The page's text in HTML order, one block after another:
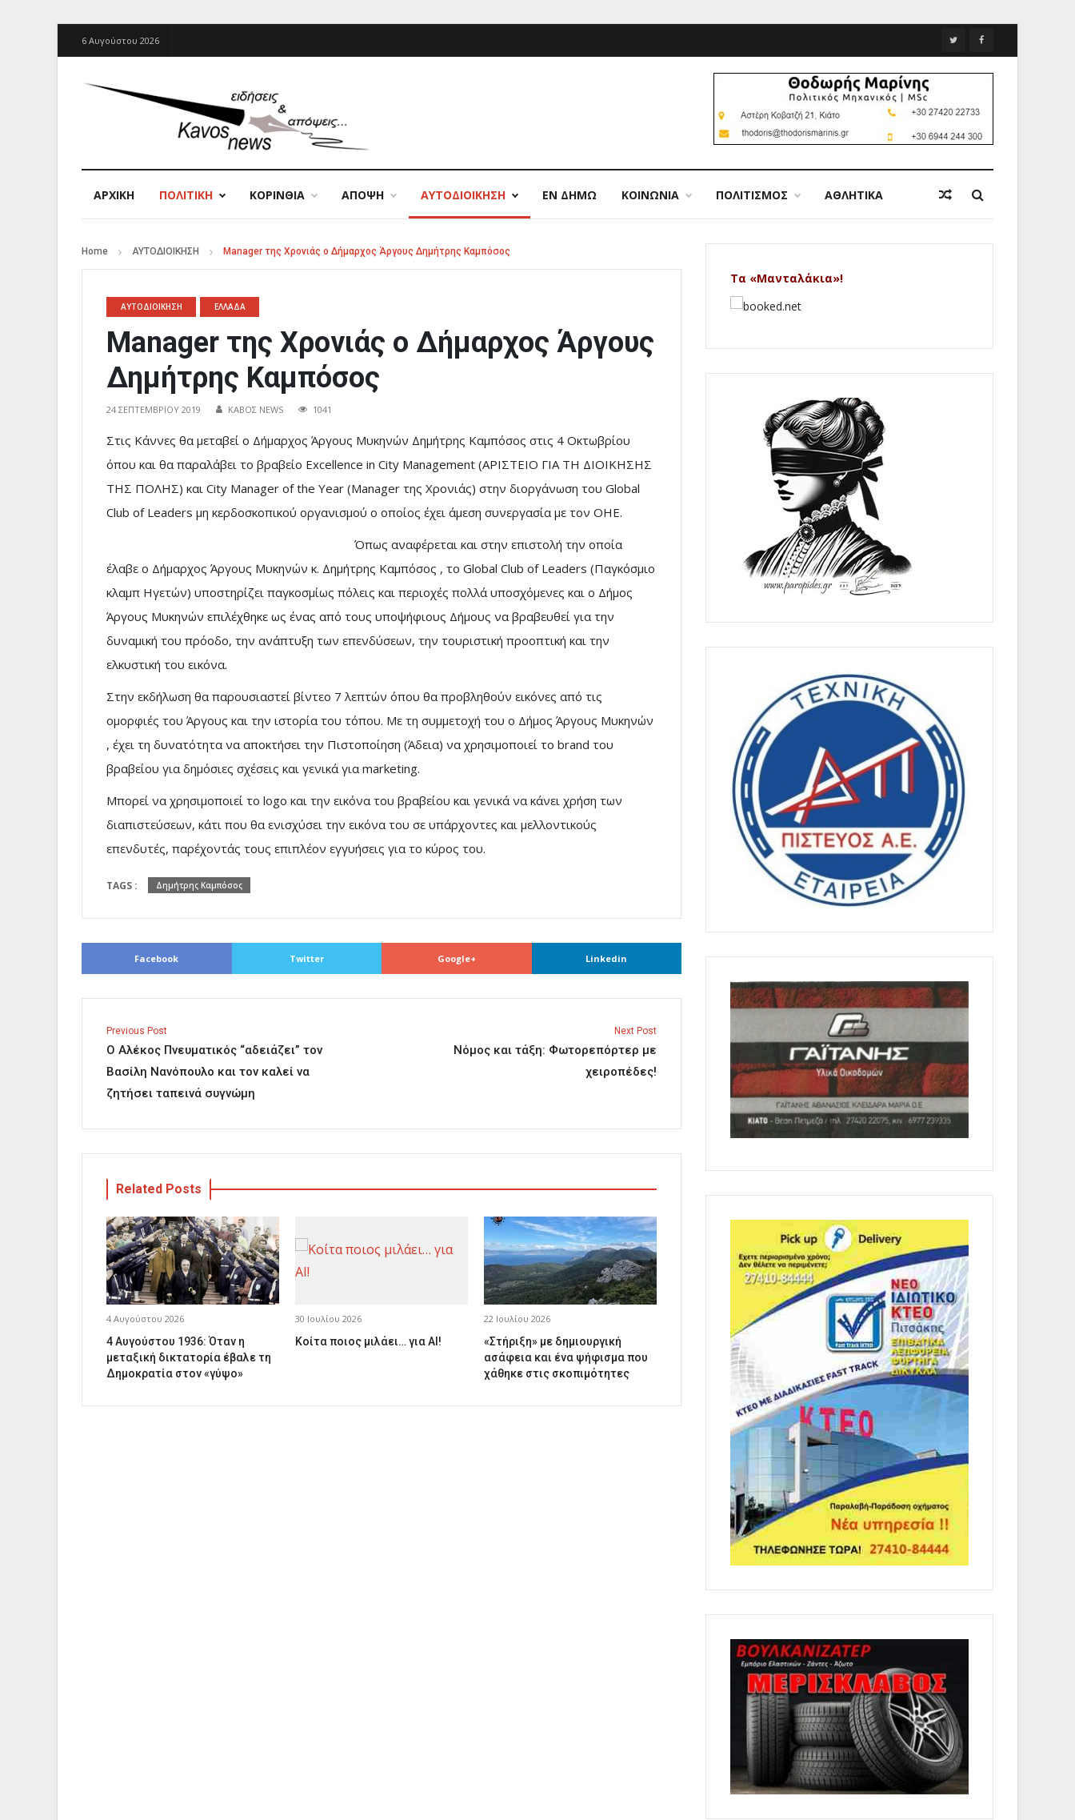
6 Αυγούστου 2026
ΑΡΧΙΚΉ ΠΟΛΙΤΙΚΗ ΚΟΡΙΝΘΙΑ ΑΠΟΨΗ ΑΥΤΟΔΙΟΙΚΗΣΗ ΕΝ ΔΗΜΩ ΚΟΙΝΩΝΙΑ ΠΟΛΙΤΙΣΜΟΣ ΑΘΛΗΤΙΚΑ
Home ΑΥΤΟΔΙΟΙΚΗΣΗ Manager της Χρονιάς ο Δήμαρχος Άργους Δημήτρης Καμπόσος
ΑΥΤΟΔΙΟΙΚΗΣΗ ΕΛΛΑΔΑ
Manager της Χρονιάς ο Δήμαρχος Άργους
Δημήτρης Καμπόσος
24 ΣΕΠΤΕΜΒΡΊΟΥ 2019 ΚΑΒΟΣ NEWS 1041
Στις Κάννες θα μεταβεί ο Δήμαρχος Άργους Μυκηνών Δημήτρης Καμπόσος στις 4 Οκτωβρίου
όπου και θα παραλάβει το βραβείο Excellence in City Management (ΑΡΙΣΤΕΙΟ ΓΙΑ ΤΗ ΔΙΟΙΚΗΣΗΣ
ΤΗΣ ΠΟΛΗΣ) και City Manager of the Year (Manager της Χρονιάς) στην διοργάνωση του Global
Club of Leaders μη κερδοσκοπικού οργανισμού ο οποίος έχει άμεση συνεργασία με τον ΟΗΕ.
Όπως αναφέρεται και στην επιστολή την οποία
έλαβε ο Δήμαρχος Άργους Μυκηνών κ. Δημήτρης Καμπόσος , το Global Club of Leaders (Παγκόσμιο
κλαμπ Ηγετών) υποστηρίζει παγκοσμίως πόλεις και περιοχές πολλά υποσχόμενες και ο Δήμος
Άργους Μυκηνών επιλέχθηκε ως ένας από τους υποψήφιους Δήμους να βραβευθεί για την
δυναμική του πρόοδο, την ανάπτυξη των επενδύσεων, την τουριστική προοπτική και την
ελκυστική του εικόνα.
Στην εκδήλωση θα παρουσιαστεί βίντεο 7 λεπτών όπου θα προβληθούν εικόνες από τις
ομορφιές του Άργους και την ιστορία του τόπου. Με τη συμμετοχή του ο Δήμος Άργους Μυκηνών
, έχει τη δυνατότητα να αποκτήσει την Πιστοποίηση (Άδεια) να χρησιμοποιεί το brand του
βραβείου για δημόσιες σχέσεις και γενικά για marketing.
Μπορεί να χρησιμοποιεί το logo και την εικόνα του βραβείου και γενικά να κάνει χρήση των
διαπιστεύσεων, κάτι που θα ενισχύσει την εικόνα του σε υπάρχοντες και μελλοντικούς
επενδυτές, παρέχοντάς τους επιπλέον εγγυήσεις για το κύρος του.
TAGS : Δημήτρης Καμπόσος
Facebook Twitter Google+ Linkedin
Previous Post
Ο Αλέκος Πνευματικός “αδειάζει” τον
Βασίλη Νανόπουλο και τον καλεί να
ζητήσει ταπεινά συγνώμη
Next Post
Νόμος και τάξη: Φωτορεπόρτερ με
χειροπέδες!
Related Posts
4 Αυγούστου 2026
4 Αυγούστου 1936: Όταν η
μεταξική δικτατορία έβαλε τη
Δημοκρατία στον «γύψο»
30 Ιουλίου 2026
Κοίτα ποιος μιλάει… για AI!
22 Ιουλίου 2026
«Στήριξη» με δημιουργική
ασάφεια και ένα ψήφισμα που
χάθηκε στις σκοπιμότητες
Τα «Μανταλάκια»!